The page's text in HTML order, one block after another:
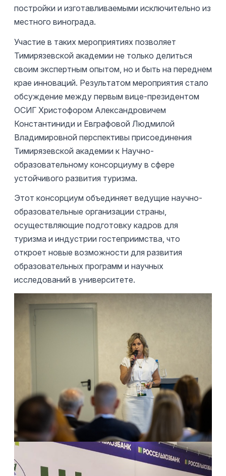
постройки и изготавливаемыми исключительно из
местного винограда.
Участие в таких мероприятиях позволяет
Тимирязевской академии не только делиться
своим экспертным опытом, но и быть на переднем
крае инноваций. Результатом мероприятия стало
обсуждение между первым вице-президентом
ОСИГ Христофором Александровичем
Константиниди и Евграфовой Людмилой
Владимировной перспективы присоединения
Тимирязевской академии к Научно-
образовательному консорциуму в сфере
устойчивого развития туризма.
Этот консорциум объединяет ведущие научно-
образовательные организации страны,
осуществляющие подготовку кадров для
туризма и индустрии гостеприимства, что
откроет новые возможности для развития
образовательных программ и научных
исследований в университете.